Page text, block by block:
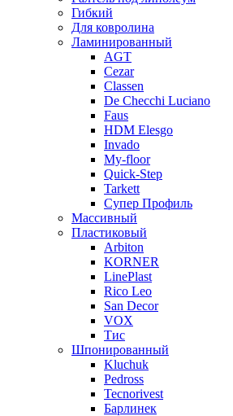
Гибкий
Для ковролина
Ламинированный
AGT
Cezar
Classen
De Checchi Luciano
Faus
HDM Elesgo
Invado
My-floor
Quick-Step
Tarkett
Супер Профиль
Массивный
Пластиковый
Arbiton
KORNER
LinePlast
Rico Leo
San Decor
VOX
Тис
Шпонированный
Kluchuk
Pedross
Tecnorivest
Барлинек